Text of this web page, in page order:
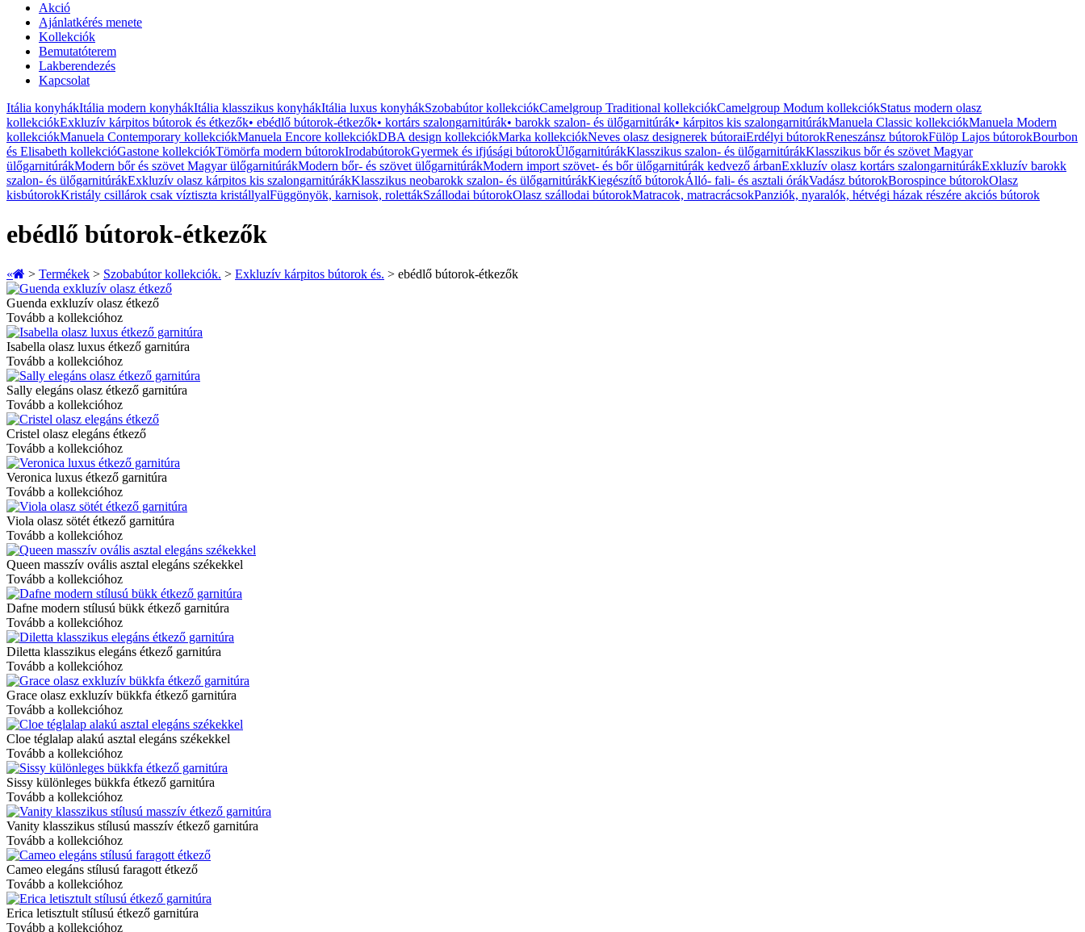
Akció
Ajánlatkérés menete
Kollekciók
Bemutatóterem
Lakberendezés
Kapcsolat
Itália konyhákItália modern konyhákItália klasszikus konyhákItália luxus konyhákSzobabútor kollekciókCamelgroup Traditional kollekciókCamelgroup Modum kollekciókStatus modern olasz
kollekciókExkluzív kárpitos bútorok és étkezők• ebédlő bútorok-étkezők• kortárs szalongarnitúrák• barokk szalon- és ülőgarnitúrák• kárpitos kis szalongarnitúrákManuela Classic kollekciókManuela Modern
kollekciókManuela Contemporary kollekciókManuela Encore kollekciókDBA design kollekciókMarka kollekciókNeves olasz designerek bútoraiErdélyi bútorokReneszánsz bútorokFülöp Lajos bútorokBourbon
és Elisabeth kollekcióGastone kollekciókTömörfa modern bútorokIrodabútorokGyermek és ifjúsági bútorokÜlőgarnitúrákKlasszikus szalon- és ülőgarnitúrákKlasszikus bőr és szövet Magyar
ülőgarnitúrákModern bőr és szövet Magyar ülőgarnitúrákModern bőr- és szövet ülőgarnitúrákModern import szövet- és bőr ülőgarnitúrák kedvező árbanExkluzív olasz kortárs szalongarnitúrákExkluzív barokk
szalon- és ülőgarnitúrákExkluzív olasz kárpitos kis szalongarnitúrákKlasszikus neobarokk szalon- és ülőgarnitúrákKiegészítő bútorokÁlló- fali- és asztali órákVadász bútorokBorospince bútorokOlasz
kisbútorokKristály csillárok csak víztiszta kristállyalFüggönyök, karnisok, rolettákSzállodai bútorokOlasz szállodai bútorokMatracok, matracrácsokPanziók, nyaralók, hétvégi házak részére akciós bútorok
ebédlő bútorok-étkezők
« > Termékek > Szobabútor kollekciók. > Exkluzív kárpitos bútorok és. > ebédlő bútorok-étkezők
Guenda exkluzív olasz étkező
Tovább a kollekcióhoz
Isabella olasz luxus étkező garnitúra
Tovább a kollekcióhoz
Sally elegáns olasz étkező garnitúra
Tovább a kollekcióhoz
Cristel olasz elegáns étkező
Tovább a kollekcióhoz
Veronica luxus étkező garnitúra
Tovább a kollekcióhoz
Viola olasz sötét étkező garnitúra
Tovább a kollekcióhoz
Queen masszív ovális asztal elegáns székekkel
Tovább a kollekcióhoz
Dafne modern stílusú bükk étkező garnitúra
Tovább a kollekcióhoz
Diletta klasszikus elegáns étkező garnitúra
Tovább a kollekcióhoz
Grace olasz exkluzív bükkfa étkező garnitúra
Tovább a kollekcióhoz
Cloe téglalap alakú asztal elegáns székekkel
Tovább a kollekcióhoz
Sissy különleges bükkfa étkező garnitúra
Tovább a kollekcióhoz
Vanity klasszikus stílusú masszív étkező garnitúra
Tovább a kollekcióhoz
Cameo elegáns stílusú faragott étkező
Tovább a kollekcióhoz
Erica letisztult stílusú étkező garnitúra
Tovább a kollekcióhoz